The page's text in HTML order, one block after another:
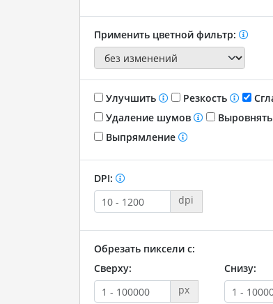
Применить цветной фильтр:
Улучшить Резкость
Удаление шумов
Выровнять
Выпрямление
DPI:
dpi
Обрезать пиксели с:
Сверху:
px
Снизу: